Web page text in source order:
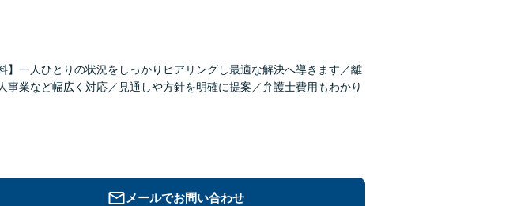
】一人ひとりの状況をしっかりヒアリングし最適な解決へ導きます／離
業など幅広く対応／見通しや方針を明確に提案／弁護士費用もわかり
メールでお問い合わせ